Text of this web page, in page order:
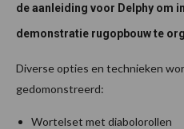
de aanleiding voor Delphy om
demonstratie rugopbouw te
Diverse opties en technieken
gedomonstreerd:
Wortelset met diabolorollen